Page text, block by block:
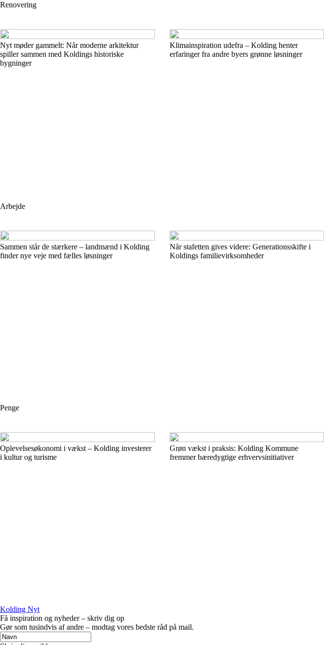
Renovering
Nyt møder gammelt: Når moderne arkitektur
spiller sammen med Koldings historiske
bygninger
Klimainspiration udefra – Kolding henter
erfaringer fra andre byers grønne løsninger
Arbejde
Sammen står de stærkere – landmænd i Kolding
finder nye veje med fælles løsninger
Når stafetten gives videre: Generationsskifte i
Koldings familievirksomheder
Penge
Oplevelsesøkonomi i vækst – Kolding investerer
i kultur og turisme
Grøn vækst i praksis: Kolding Kommune
fremmer bæredygtige erhvervsinitiativer
Kolding Nyt
Få inspiration og nyheder – skriv dig op
Gør som tusindvis af andre – modtag vores bedste råd på mail.